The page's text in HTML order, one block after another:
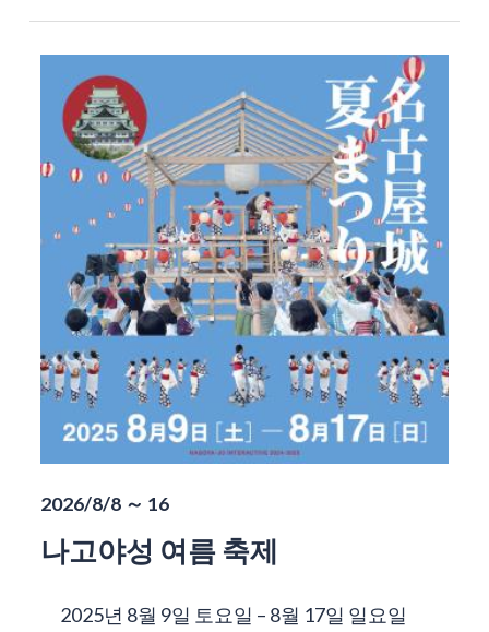
2026/8/8 ～ 16
나고야성 여름 축제
2025년 8월 9일 토요일 – 8월 17일 일요일